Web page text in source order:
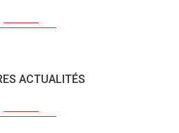
ACTUALITÉS